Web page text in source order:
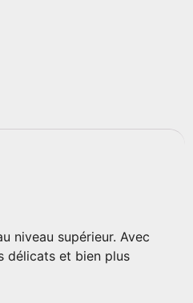
niveau supérieur. Avec
délicats et bien plus